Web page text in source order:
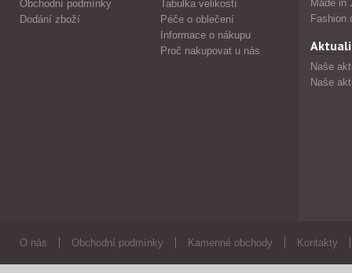
Obchodní podmínky
Dodání zboží
Tabulka velikostí
Péče o oblečení
Informace o nákupu
Proč nakupovat u nás
Made in
Fashion
Naše
Naše
O nás Obchodní podmínky Kamenné obchody Kontakty